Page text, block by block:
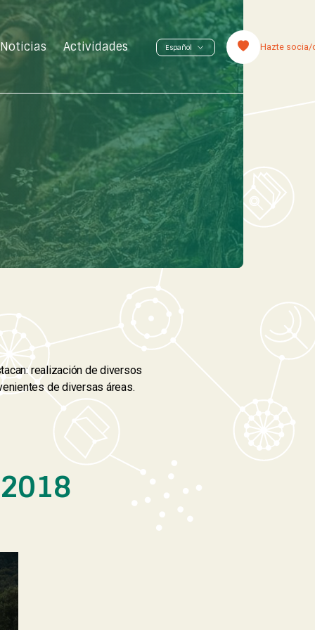
Noticias Actividades Hazte socia/
realización de diversos
de diversas áreas.